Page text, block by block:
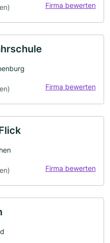
Firma bewerten
Firma bewerten
Firma bewerten